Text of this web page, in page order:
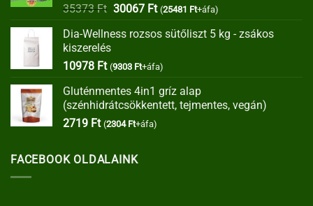
Értékelés:
35373Ft Original
was:
30067 FtCurrent
is:
(25481 Ft+áfa)
Dia-Wellness rozsos sütőliszt 5 kg - zsákos
kiszerelés
10978 Ft (9303 Ft+áfa)
Gluténmentes 4in1 gríz alap
(szénhidrátcsökkentett, tejmentes, vegán)
2719 Ft (2304 Ft+áfa)
FACEBOOK OLDALAINK